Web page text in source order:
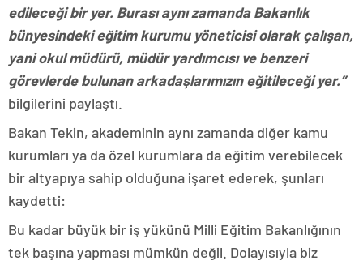
edileceği bir yer. Burası aynı zamanda Bakanlık
bünyesindeki eğitim kurumu yöneticisi olarak çalışan,
yani okul müdürü, müdür yardımcısı ve benzeri
görevlerde bulunan arkadaşlarımızın eğitileceği yer.”
bilgilerini paylaştı.
Bakan Tekin, akademinin aynı zamanda diğer kamu
kurumları ya da özel kurumlara da eğitim verebilecek
bir altyapıya sahip olduğuna işaret ederek, şunları
kaydetti:
Bu kadar büyük bir iş yükünü Milli Eğitim Bakanlığının
tek başına yapması mümkün değil. Dolayısıyla biz